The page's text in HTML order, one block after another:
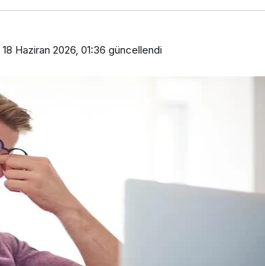
18 Haziran 2026, 01:36 güncellendi